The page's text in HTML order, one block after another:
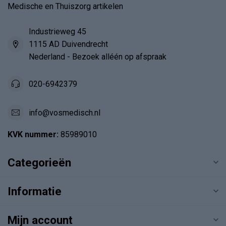
Medische en Thuiszorg artikelen
Industrieweg 45
1115 AD Duivendrecht
Nederland - Bezoek alléén op afspraak
020-6942379
info@vosmedisch.nl
KVK nummer: 85989010
Categorieën
Informatie
Mijn account